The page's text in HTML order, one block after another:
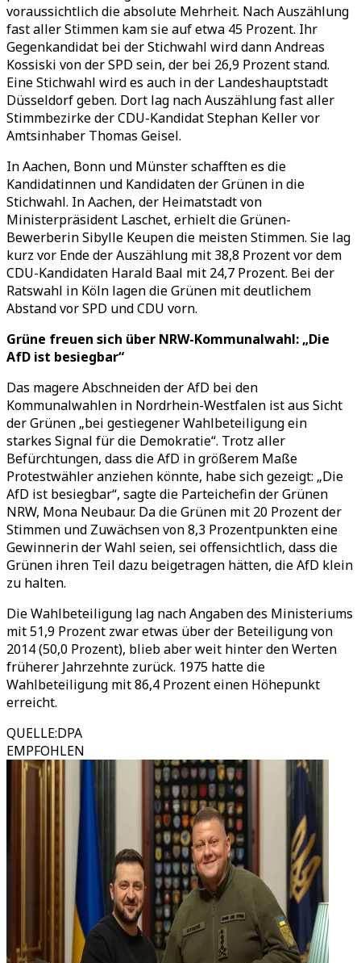
voraussichtlich die absolute Mehrheit. Nach Auszählung
fast aller Stimmen kam sie auf etwa 45 Prozent. Ihr
Gegenkandidat bei der Stichwahl wird dann Andreas
Kossiski von der SPD sein, der bei 26,9 Prozent stand.
Eine Stichwahl wird es auch in der Landeshauptstadt
Düsseldorf geben. Dort lag nach Auszählung fast aller
Stimmbezirke der CDU-Kandidat Stephan Keller vor
Amtsinhaber Thomas Geisel.
In Aachen, Bonn und Münster schafften es die
Kandidatinnen und Kandidaten der Grünen in die
Stichwahl. In Aachen, der Heimatstadt von
Ministerpräsident Laschet, erhielt die Grünen-
Bewerberin Sibylle Keupen die meisten Stimmen. Sie lag
kurz vor Ende der Auszählung mit 38,8 Prozent vor dem
CDU-Kandidaten Harald Baal mit 24,7 Prozent. Bei der
Ratswahl in Köln lagen die Grünen mit deutlichem
Abstand vor SPD und CDU vorn.
Grüne freuen sich über NRW-Kommunalwahl: „Die
AfD ist besiegbar“
Das magere Abschneiden der AfD bei den
Kommunalwahlen in Nordrhein-Westfalen ist aus Sicht
der Grünen „bei gestiegener Wahlbeteiligung ein
starkes Signal für die Demokratie“. Trotz aller
Befürchtungen, dass die AfD in größerem Maße
Protestwähler anziehen könnte, habe sich gezeigt: „Die
AfD ist besiegbar“, sagte die Parteichefin der Grünen
NRW, Mona Neubaur. Da die Grünen mit 20 Prozent der
Stimmen und Zuwächsen von 8,3 Prozentpunkten eine
Gewinnerin der Wahl seien, sei offensichtlich, dass die
Grünen ihren Teil dazu beigetragen hätten, die AfD klein
zu halten.
Die Wahlbeteiligung lag nach Angaben des Ministeriums
mit 51,9 Prozent zwar etwas über der Beteiligung von
2014 (50,0 Prozent), blieb aber weit hinter den Werten
früherer Jahrzehnte zurück. 1975 hatte die
Wahlbeteiligung mit 86,4 Prozent einen Höhepunkt
erreicht.
QUELLE:DPA
EMPFOHLEN